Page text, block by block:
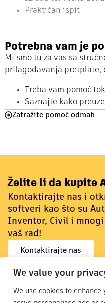
We value your
We use cookies to
Praktičan ispit
Potrebna vam je
Mi smo tu za vas sa
prilagođavanja pretplate,
Treba vam pomoć
Saznajte kako
Zatražite pomoć odmah
Želite li da kupite
Kontaktirajte nas i
softveri kao što su
Inventor, Civil i
vaš rad!
Kontaktirajte nas